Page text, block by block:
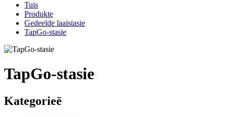
Tuis
Produkte
Gedeelde laaistasie
TapGo-stasie
TapGo-stasie
Kategorieë